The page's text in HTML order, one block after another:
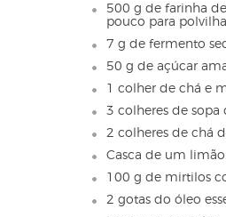
500 g de farinha
pouco para
7 g de fermento
50 g de açúcar
1 colher de chá e
3 colheres de sopa
2 colheres de chá
Casca de um limão
100 g de mirtilos
2 gotas do óleo